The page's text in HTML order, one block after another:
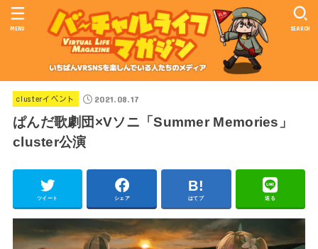
SEARCH
MENU
clusterイベント 2021.08.17
ぱんだ歌劇団×Vソニ「Summer Memories」
cluster公演
ツイート シェア はてブ 送る